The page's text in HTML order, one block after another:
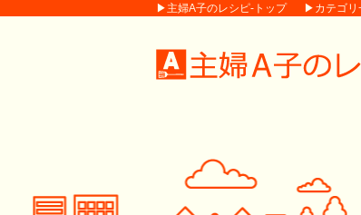
▶主婦A子のレシピ-トップ ▶カテゴリ